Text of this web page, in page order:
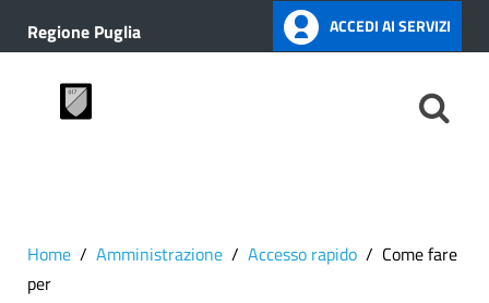
Regione Puglia ACCEDI AI SERVIZI
Home Amministrazione Accesso rapido
Come fare
per